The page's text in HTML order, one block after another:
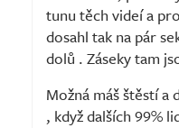
tunu těch videí a
dosahl tak na pár
dolů . Záseky tam
Možná máš štěstí
, když dalších 99%